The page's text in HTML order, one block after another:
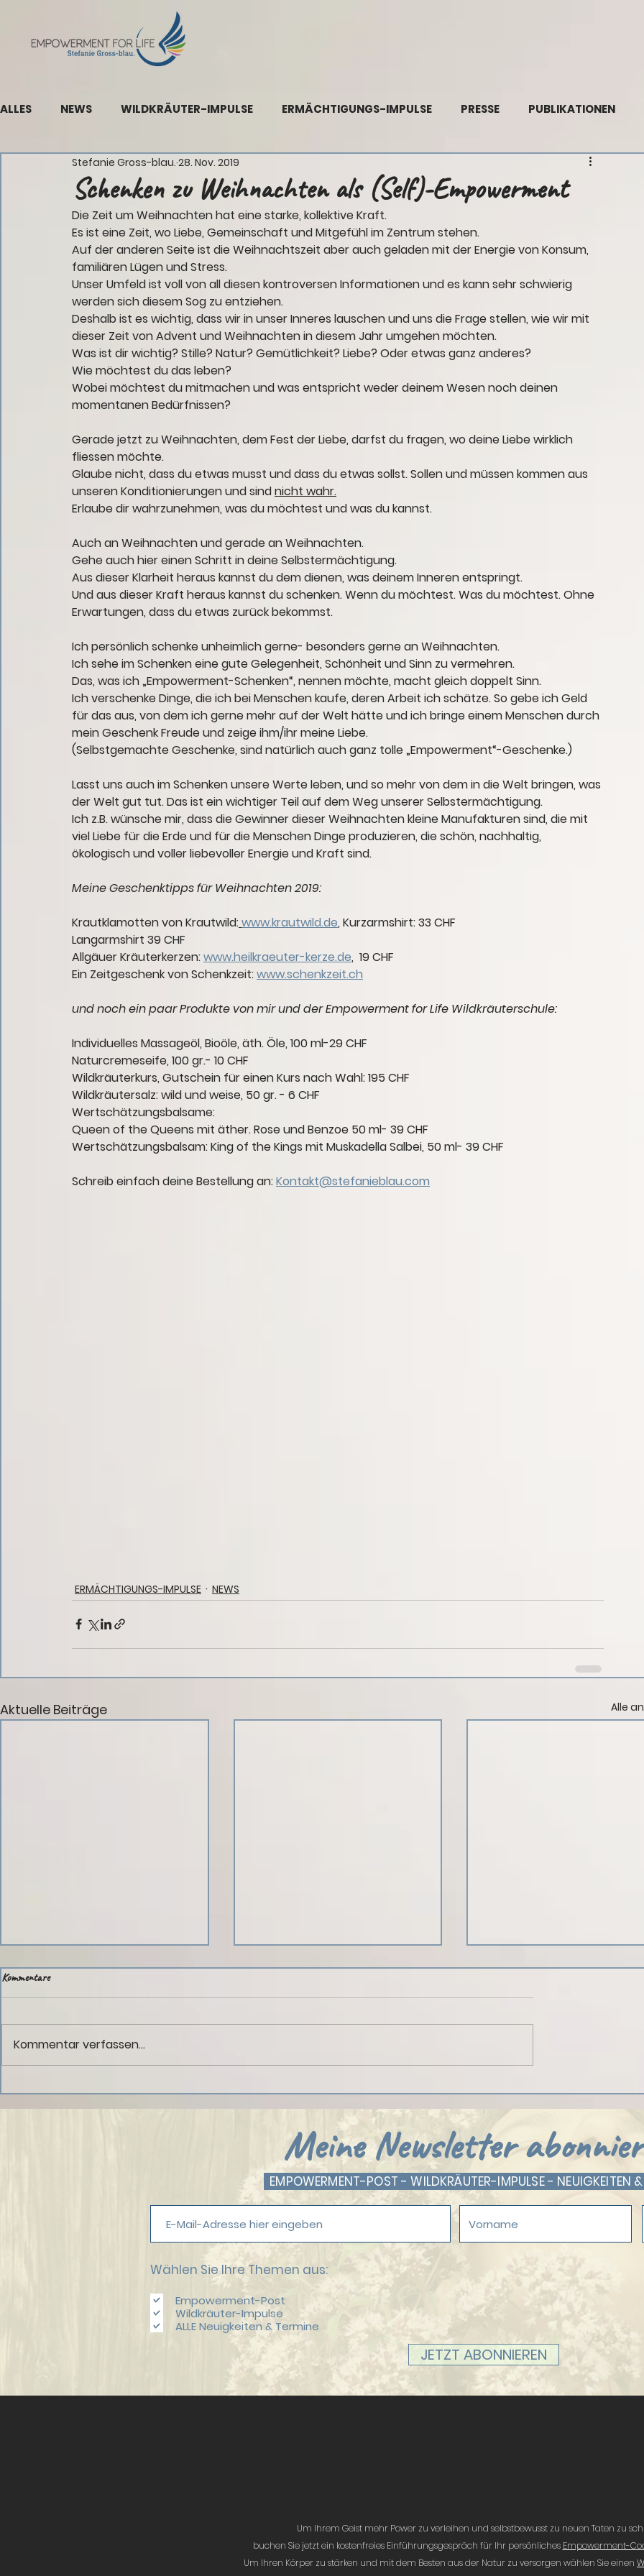
ALLES NEWS WILDKRÄUTER-IMPULSE ERMÄCHTIGUNGS-IMPULSE PRESSE PUBLIKATIONEN
Schenken zu Weihnachten als (Self)-Empowerment
Stefanie Gross-blau. 28. Nov. 2019
Die Zeit um Weihnachten hat eine starke, kollektive Kraft.
Es ist eine Zeit, wo Liebe, Gemeinschaft und Mitgefühl im Zentrum stehen.
Auf der anderen Seite ist die Weihnachtszeit aber auch geladen mit der Energie von Konsum,
familiären Lügen und Stress.
Unser Umfeld ist voll von all diesen kontroversen Informationen und es kann sehr schwierig
werden sich diesem Sog zu entziehen.
Deshalb ist es wichtig, dass wir in unser Inneres lauschen und uns die Frage stellen, wie wir mit
dieser Zeit von Advent und Weihnachten in diesem Jahr umgehen möchten.
Was ist dir wichtig? Stille? Natur? Gemütlichkeit? Liebe? Oder etwas ganz anderes?
Wie möchtest du das leben?
Wobei möchtest du mitmachen und was entspricht weder deinem Wesen noch deinen
momentanen Bedürfnissen?
Gerade jetzt zu Weihnachten, dem Fest der Liebe, darfst du fragen, wo deine Liebe wirklich
fliessen möchte.
Glaube nicht, dass du etwas musst und dass du etwas sollst. Sollen und müssen kommen aus
unseren Konditionierungen und sind nicht wahr.
Erlaube dir wahrzunehmen, was du möchtest und was du kannst.
Auch an Weihnachten und gerade an Weihnachten.
Gehe auch hier einen Schritt in deine Selbstermächtigung.
Aus dieser Klarheit heraus kannst du dem dienen, was deinem Inneren entspringt.
Und aus dieser Kraft heraus kannst du schenken. Wenn du möchtest. Was du möchtest. Ohne
Erwartungen, dass du etwas zurück bekommst.
Ich persönlich schenke unheimlich gerne- besonders gerne an Weihnachten.
Ich sehe im Schenken eine gute Gelegenheit, Schönheit und Sinn zu vermehren.
Das, was ich „Empowerment-Schenken“, nennen möchte, macht gleich doppelt Sinn.
Ich verschenke Dinge, die ich bei Menschen kaufe, deren Arbeit ich schätze. So gebe ich Geld
für das aus, von dem ich gerne mehr auf der Welt hätte und ich bringe einem Menschen durch
mein Geschenk Freude und zeige ihm/ihr meine Liebe.
(Selbstgemachte Geschenke, sind natürlich auch ganz tolle „Empowerment“-Geschenke.)
Lasst uns auch im Schenken unsere Werte leben, und so mehr von dem in die Welt bringen, was
der Welt gut tut. Das ist ein wichtiger Teil auf dem Weg unserer Selbstermächtigung.
Ich z.B. wünsche mir, dass die Gewinner dieser Weihnachten kleine Manufakturen sind, die mit
viel Liebe für die Erde und für die Menschen Dinge produzieren, die schön, nachhaltig,
ökologisch und voller liebevoller Energie und Kraft sind.
Meine Geschenktipps für Weihnachten 2019:
Krautklamotten von Krautwild:www.krautwild.de, Kurzarmshirt: 33 CHF
Langarmshirt 39 CHF
Allgäuer Kräuterkerzen: www.heilkraeuter-kerze.de,
  19 CHF
Ein Zeitgeschenk von Schenkzeit: www.schenkzeit.ch
und noch ein paar Produkte von mir und der Empowerment for Life Wildkräuterschule:
Individuelles Massageöl, Bioöle, äth. Öle, 100 ml-29 CHF
Naturcremeseife, 100 gr.- 10 CHF
Wildkräuterkurs, Gutschein für einen Kurs nach Wahl: 195 CHF
Wildkräutersalz: wild und weise, 50 gr. - 6 CHF
Wertschätzungsbalsame:
Queen of the Queens mit äther. Rose und Benzoe 50 ml- 39 CHF
Wertschätzungsbalsam: King of the Kings mit Muskadella Salbei, 50 ml- 39 CHF
Schreib einfach deine Bestellung an: Kontakt@stefanieblau.com
ERMÄCHTIGUNGS-IMPULSE NEWS
Aktuelle Beiträge Alle
Kommentare
Kommentar verfassen...
Meine Newsletter
EMPOWERMENT-POST - WILDKRÄUTER-IMPULSE - NEUIGKEITEN
Wählen Sie Ihre Themen aus:
Empowerment-Post
Wildkräuter-Impulse
ALLE Neuigkeiten & Termine
JETZT ABONNIEREN
Um Ihrem Geist mehr Power zu verleihen und selbstbewusst zu neuen Taten zu
buchen Sie jetzt ein kostenfreies Einführungsgespräch für Ihr persönliches Empowerment-
Um Ihren Körper zu stärken und mit dem Besten aus der Natur zu versorgen wählen Sie einen